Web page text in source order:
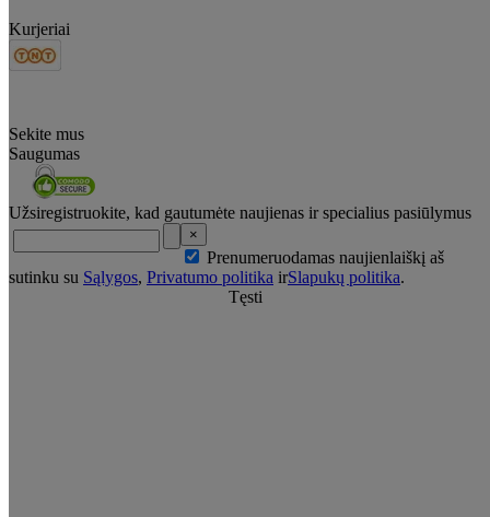
Kurjeriai
Sekite mus
Saugumas
Užsiregistruokite, kad gautumėte naujienas ir specialius pasiūlymus
×
Prenumeruodamas naujienlaiškį aš
sutinku su Sąlygos, Privatumo politika irSlapukų politika.
Tęsti